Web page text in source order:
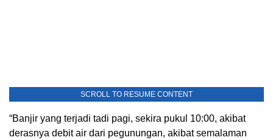
SCROLL TO RESUME CONTENT
“Banjir yang terjadi tadi pagi, sekira pukul 10:00, akibat
derasnya debit air dari pegunungan, akibat semalaman